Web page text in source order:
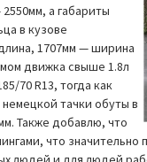
а габариты
в кузове
1707мм — ширина
движка свыше 1.8л
70 R13, тогда как
тачки обуты в
Также добавлю, что
что